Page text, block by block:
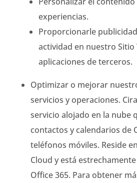
experiencias.
Proporcionarle
actividad en nuestro Sitio
aplicaciones de terceros.
Optimizar o mejorar
servicios y operaciones.
servicio alojado en la nube
contactos y calendarios de
teléfonos móviles. Reside
Cloud y está
Office 365. Para obtener